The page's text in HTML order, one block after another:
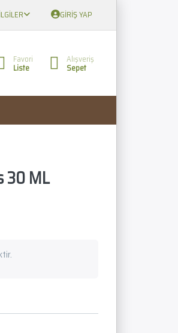
GIRIŞ YAP
Favori
Liste
Alışveriş
Sepet
30 ML